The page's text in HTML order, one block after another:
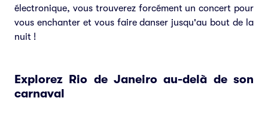
électronique, vous trouverez forcément un concert pour
vous enchanter et vous faire danser jusqu'au bout de la
nuit !
Explorez Rio de Janeiro au-delà de son
carnaval